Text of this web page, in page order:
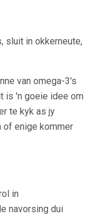
sluit in okkerneute,
van omega-3's
is 'n goeie idee om
te kyk as jy
of enige kommer
in
navorsing dui